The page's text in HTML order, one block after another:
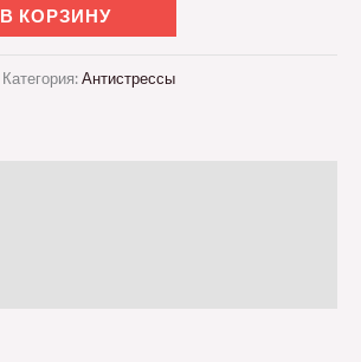
В КОРЗИНУ
Категория:Антистрессы